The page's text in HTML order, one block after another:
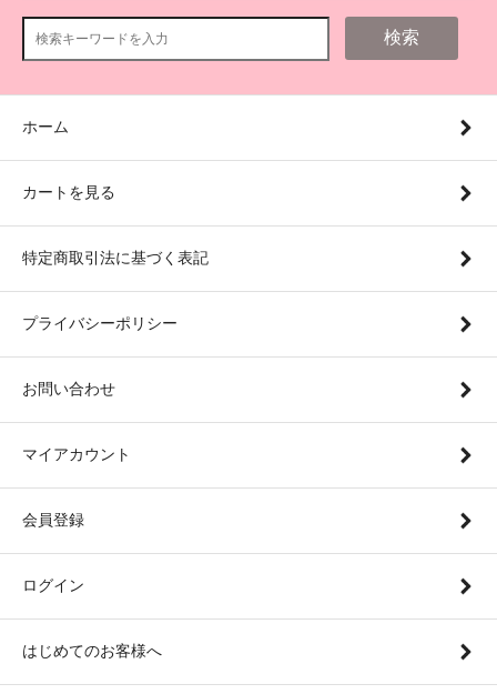
検索
ホーム
カートを見る
特定商取引法に基づく表記
プライバシーポリシー
お問い合わせ
マイアカウント
会員登録
ログイン
はじめてのお客様へ